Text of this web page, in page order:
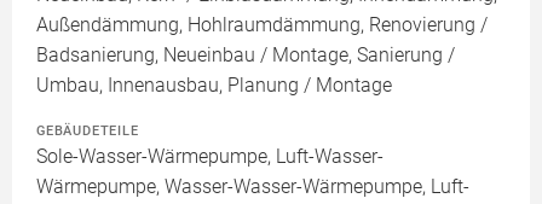
Außendämmung, Hohlraumdämmung, Renovierung /
Badsanierung, Neueinbau / Montage, Sanierung /
Umbau, Innenausbau, Planung / Montage
GEBÄUDETEILE
Sole-Wasser-Wärmepumpe, Luft-Wasser-
Wärmepumpe, Wasser-Wasser-Wärmepumpe, Luft-